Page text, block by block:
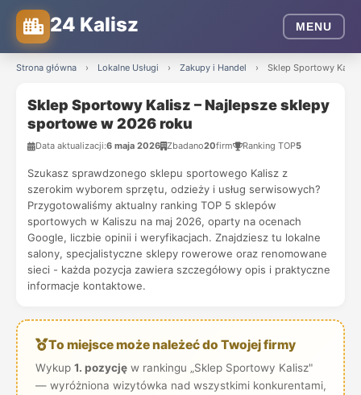
24 Kalisz MENU
Strona główna › Lokalne Usługi › Zakupy i Handel › Sklep Sportowy
Sklep Sportowy Kalisz – Najlepsze sklepy
sportowe w 2026 roku
Data aktualizacji:6 maja 2026 Zbadano20firm Ranking TOP5
Szukasz sprawdzonego sklepu sportowego Kalisz z
szerokim wyborem sprzętu, odzieży i usług serwisowych?
Przygotowaliśmy aktualny ranking TOP 5 sklepów
sportowych w Kaliszu na maj 2026, oparty na ocenach
Google, liczbie opinii i weryfikacjach. Znajdziesz tu lokalne
salony, specjalistyczne sklepy rowerowe oraz renomowane
sieci - każda pozycja zawiera szczegółowy opis i praktyczne
informacje kontaktowe.
To miejsce może należeć do Twojej firmy
Wykup 1. pozycjęw rankingu „Sklep Sportowy Kalisz"
— wyróżniona wizytówka nad wszystkimi konkurentami,